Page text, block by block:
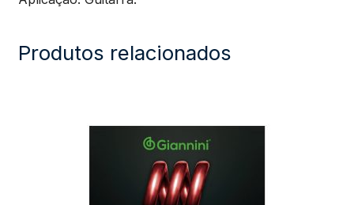
Produtos relacionados